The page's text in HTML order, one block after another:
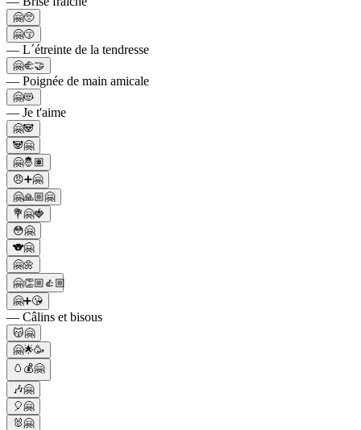
🤗🥺
🤗😙
— L´étreinte de la tendresse
🤗🫲🤝
— Poignée de main amicale
🤗😻
— Je t'aime
🤗🐼
🐼🤗
🤗🤴🏽
😠➕🤗
🤗🙏🏼🤗
💐🤗🍓
😳🤗
🐨🤗
🤗🌼
🤗👏🏼👍🏼
🤗➕😘
— Câlins et bisous
😽🤗
🤗🌟🥳
🥚💰🤗
🎶🤗
🎈🤗
🐰🤗